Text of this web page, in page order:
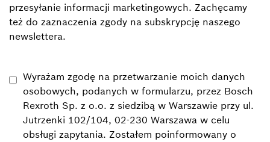
przesyłanie informacji marketingowych. Zachęcamy
też do zaznaczenia zgody na subskrypcję naszego
newslettera.
Wyrażam zgodę na przetwarzanie moich danych
osobowych, podanych w formularzu, przez Bosch
Rexroth Sp. z o.o. z siedzibą w Warszawie przy ul.
Jutrzenki 102/104, 02-230 Warszawa w celu
obsługi zapytania. Zostałem poinformowany o